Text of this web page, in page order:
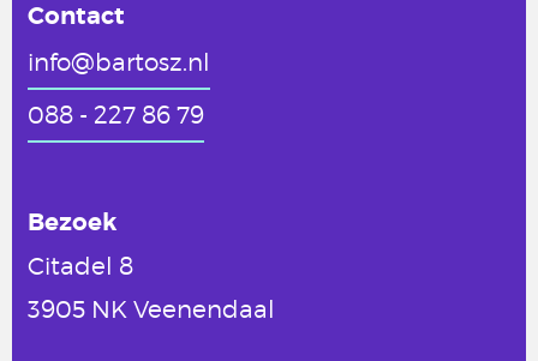
Contact
info@bartosz.nl
088 - 227 86 79
Bezoek
Citadel 8
3905 NK Veenendaal